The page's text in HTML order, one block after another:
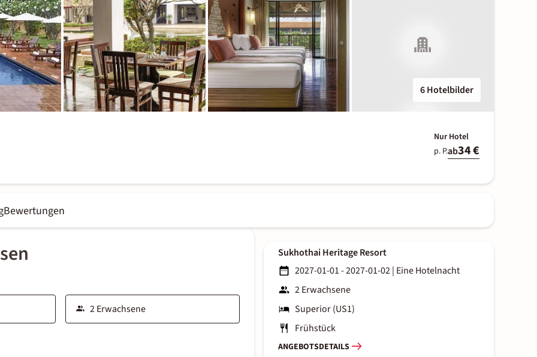
6 Hotelbilder
Nur Hotel
p. P.ab34 €
Bewertungen
Sukhothai Heritage Resort
2027-01-01 - 2027-01-02| Eine Hotelnacht
2 Erwachsene
Superior (US1)
Frühstück
ANGEBOTSDETAILS